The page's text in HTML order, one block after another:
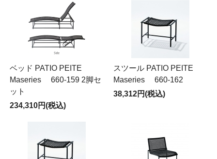
ベッド PATIO PEITE
Maseries 660-159 2脚セ
ット
234,310円(税込)
スツール PATIO PEITE
Maseries 660-162
38,312円(税込)